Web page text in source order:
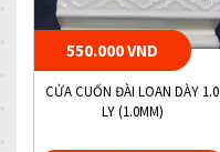
550.000 VND
CỬA CUỐN ĐÀI LOAN DÀY 1.0
LY (1.0MM)